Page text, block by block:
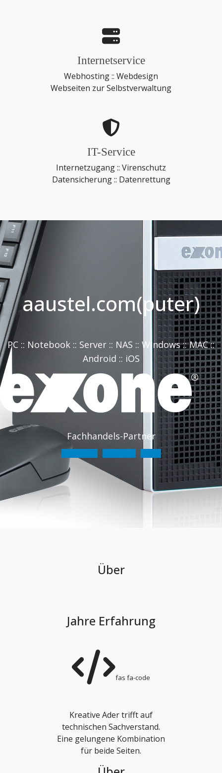
Internetservice
Webhosting :: Webdesign
Webseiten zur Selbstverwaltung
IT-Service
Internetzugang :: Virenschutz
Datensicherung :: Datenrettung
aaustel.com(puter)
PC :: Notebook :: Server :: NAS :: Windows :: MAC ::
Android :: iOS
Fachhandels-Partner
Über
Jahre Erfahrung
fas fa-code
Kreative Ader trifft auf
technischen Sachverstand.
Eine gelungene Kombination
für beide Seiten.